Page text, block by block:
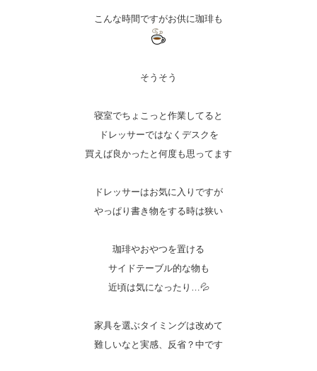
こんな時間ですがお供に珈琲も
そうそう
寝室でちょこっと作業してると
ドレッサーではなく デスクを
買えば良かったと何度も思ってます
ドレッサーはお気に入りですが
やっぱり書き物をする時は狭い
珈琲やおやつを置ける
サイドテーブル的な物も
近頃は気になったり…💦
家具を選ぶタイミングは改めて
難しいなと実感、反省？中です